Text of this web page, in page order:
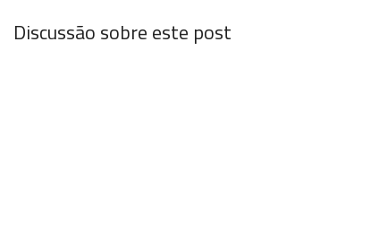
Discussão sobre este post